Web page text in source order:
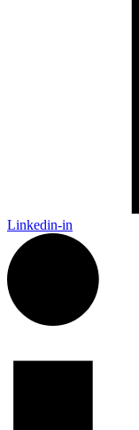
Linkedin-in